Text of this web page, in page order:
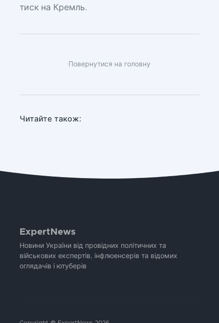
тиск на Кремль.
Повернутися на головну
Читайте також:
ExpertNews
Новини України від провідних політичних та
військових експертів, інфлюенсерів та відомих
оглядачів і ютуберів